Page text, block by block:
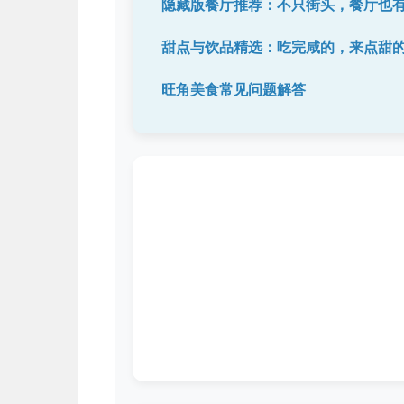
隐藏版餐厅推荐：不只街头，餐厅也
甜点与饮品精选：吃完咸的，来点甜
旺角美食常见问题解答